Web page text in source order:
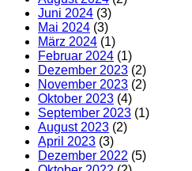
Juni 2024 (3)
Mai 2024 (3)
März 2024 (1)
Februar 2024 (1)
Dezember 2023 (2)
November 2023 (2)
Oktober 2023 (4)
September 2023 (1)
August 2023 (2)
April 2023 (3)
Dezember 2022 (5)